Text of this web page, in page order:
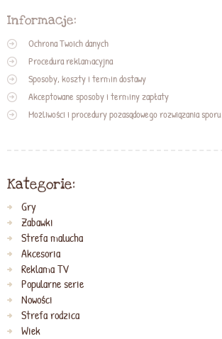
Informacje:
Ochrona Twoich danych
Procedura reklamacyjna
Sposoby, koszty i termin dostawy
Akceptowane sposoby i terminy zapłaty
Możliwości i procedury pozasądowego rozwiązania sporu
Kategorie:
Gry
Zabawki
Strefa malucha
Akcesoria
Reklama TV
Popularne serie
Nowości
Strefa rodzica
Wiek